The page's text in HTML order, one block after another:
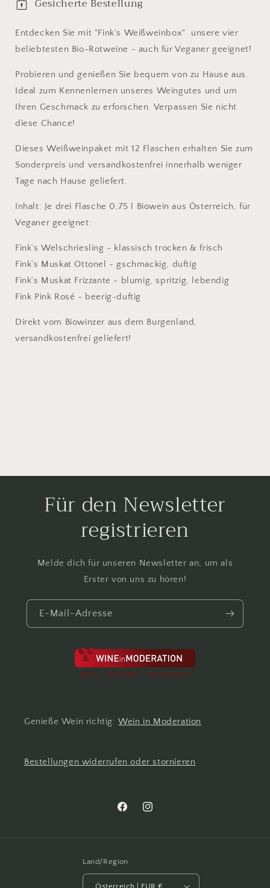
Entdecken Sie mit "Fink's Weißweinbox" unsere vier
beliebtesten Bio-Rotweine - auch für Veganer geeignet!
Probieren und genießen Sie bequem von zu Hause aus.
Ideal zum Kennenlernen unseres Weingutes und um
Ihren Geschmack zu erforschen. Verpassen Sie nicht
diese Chance!
Dieses Weißweinpaket mit 12 Flaschen erhalten Sie zum
Sonderpreis und versandkostenfrei innerhalb weniger
Tage nach Hause geliefert.
Inhalt: Je drei Flasche 0,75 l Biowein aus Österreich, für
Veganer geeignet:
Fink`s Welschriesling - klassisch trocken & frisch
Fink`s Muskat Ottonel - gschmackig, duftig
Fink`s Muskat Frizzante - blumig, spritzig, lebendig
Fink Pink Rosé - beerig-duftig
Direkt vom Biowinzer aus dem Burgenland,
versandkostenfrei geliefert!
Für den Newsletter
registrieren
Melde dich für unseren Newsletter an, um als
Erster von uns zu hören!
E-Mail-Adresse
Genieße Wein richtig:Wein in Moderation
Bestellungen widerrufen oder stornieren
FacebookInstagram
Land/Region
Österreich | EUR €